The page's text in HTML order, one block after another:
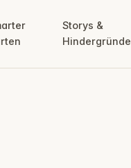
Storys &
Hindergründe